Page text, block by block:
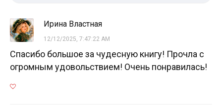
Ирина Властная
12/12/2025, 7:47:22 AM
Спасибо большое за чудесную книгу! Прочла с
огромным удовольствием! Очень понравилась!